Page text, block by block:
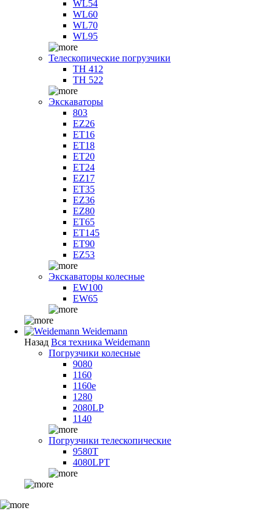
WL54
WL60
WL70
WL95
Телескопические погрузчики
TH 412
TH 522
Экскаваторы
803
EZ26
ET16
ET18
ET20
ET24
EZ17
ET35
EZ36
EZ80
ET65
ET145
ET90
EZ53
Экскаваторы колесные
EW100
EW65
Weidemann
Назад Вся техника Weidemann
Погрузчики колесные
9080
1160
1160e
1280
2080LP
1140
Погрузчики телескопические
9580T
4080LPT